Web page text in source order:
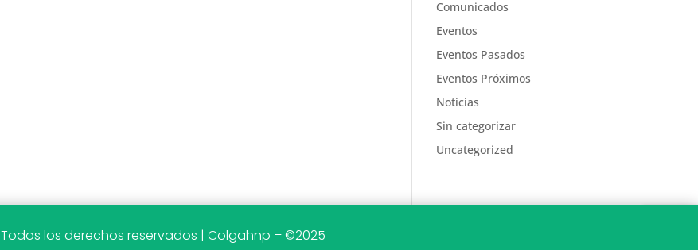
Comunicados
Eventos
Eventos Pasados
Eventos Próximos
Noticias
Sin categorizar
Uncategorized
Todos los derechos reservados | Colgahnp – ©2025